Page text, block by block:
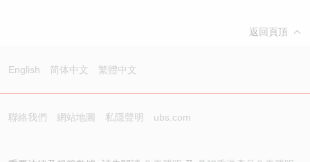
返回頁頂
English 简体中文 繁體中文
聯絡我們 網站地圖 私隱聲明 ubs.com